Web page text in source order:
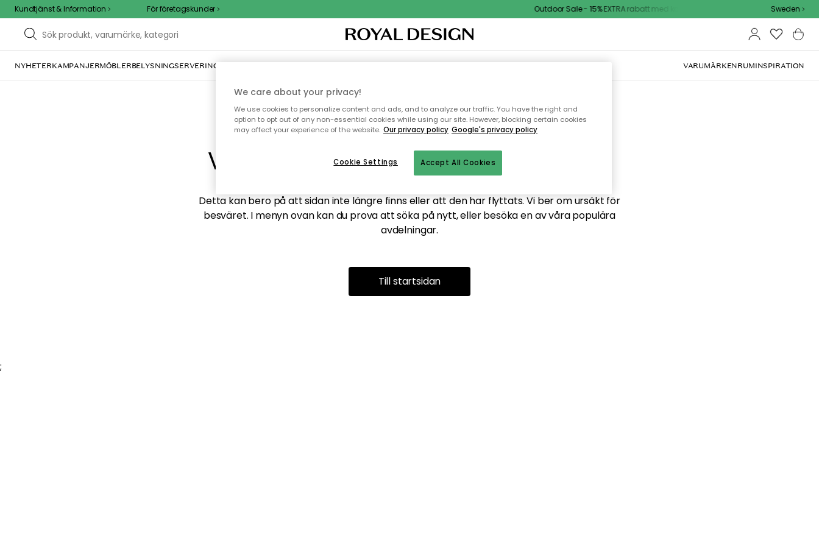
Kundtjänst & Information För företagskunder Outdoor Sale - 15% EXTRA rabatt med kod Sweden
NYHETERKAMPANJERMÖBLERBELYSNINGSERVERING INREDNINGTEXTIL & MATTORKÖKETFÖRVARINGUTEMÖBLER VARUMÄRKENRUMINSPIRATION
Vi hittar tyvärr inte sidan du söker
Detta kan bero på att sidan inte längre finns eller att den har flyttats. Vi ber om ursäkt för
besväret. I menyn ovan kan du prova att söka på nytt, eller besöka en av våra populära
avdelningar.
Till startsidan
;
We care about your privacy!
We use cookies to personalize content and ads, and to analyze our traffic. You have the right and
option to opt out of any non-essential cookies while using our site. However, blocking certain cookies
may affect your experience of the website. Our privacy policy Google's privacy policy
Accept All Cookies
Cookie Settings